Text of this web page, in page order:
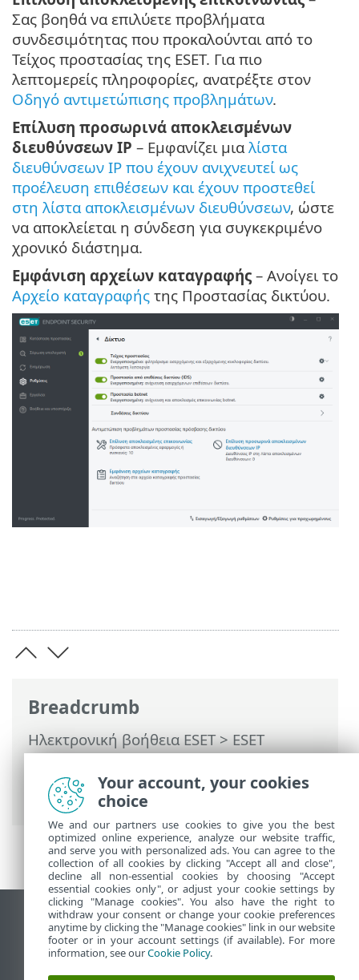
Breadcrumb
Ηλεκτρονική βοήθεια ESET>ESET
Endpoint Security>Χρησιμοποιώντας το
ESET Endpoint Security> Ρυθμίσεις>
Δίκτυο
Σας βοηθά να επιλύετε προβλήματα
συνδεσιμότητας που προκαλούνται από το
Τείχος προστασίας της ESET. Για πιο
λεπτομερείς πληροφορίες, ανατρέξτε στον
Οδηγό αντιμετώπισης προβλημάτων.
Επίλυση προσωρινά αποκλεισμένων
διευθύνσεων IP – Εμφανίζει μιαλίστα
διευθύνσεων IP που έχουν ανιχνευτεί ως
προέλευση επιθέσεων και έχουν προστεθεί
στη λίστα αποκλεισμένων διευθύνσεων, ώστε
να αποκλείεται η σύνδεση για συγκεκριμένο
χρονικό διάστημα.
Εμφάνιση αρχείων καταγραφής – Ανοίγει το
Αρχείο καταγραφής της Προστασίας δικτύου.
Προβολή ιστότοπου επιφάνειας εργασίας
End of Life
Γνωσιακή βάση ESET
Your account, your cookies
choice
We and our partners use cookies to give you the best
optimized online experience, analyze our website traffic,
and serve you with personalized ads. You can agree to the
collection of all cookies by clicking "Accept all and close",
decline all non-essential cookies by choosing "Accept
essential cookies only", or adjust your cookie settings by
clicking "Manage cookies". You also have the right to
withdraw your consent or change your cookie preferences
anytime by clicking the "Manage cookies" link in our website
footer or in your account settings (if available). For more
information, see ourCookie Policy.